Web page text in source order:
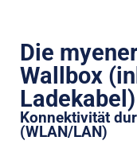
Die
Wallbox
Ladekabel)
Konnektivität
(WLAN/LAN)